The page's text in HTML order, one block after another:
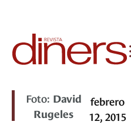
Foto: David
Rugeles
febrero
12, 2015